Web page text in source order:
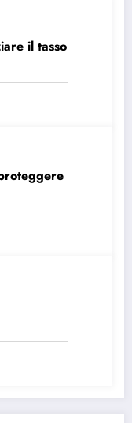
il tasso